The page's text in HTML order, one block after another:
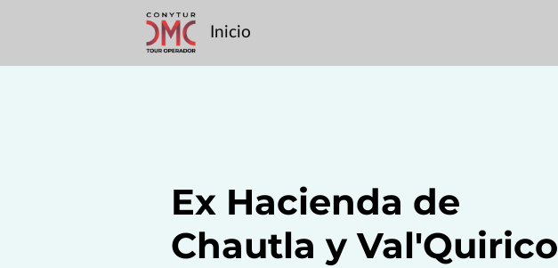
Inicio
Ex Hacienda de
Chautla y Val'Quirico